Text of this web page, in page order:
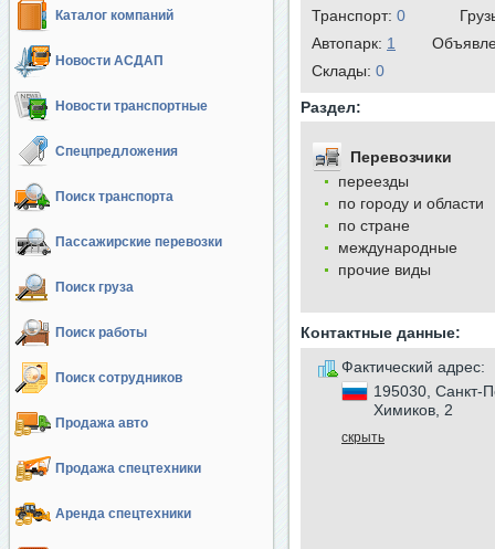
Каталог компаний
Новости АСДАП
Новости транспортные
Спецпредложения
Поиск транспорта
Пассажирские перевозки
Поиск груза
Поиск работы
Поиск сотрудников
Продажа авто
Продажа спецтехники
Аренда спецтехники
Транспорт: 0
Автопарк: 1
Cклады: 0
Раздел:
Перевозчики
переезды
по городу и области
по стране
международные
прочие виды
Контактные данные:
Фактический адрес:
195030, Санкт-
Химиков, 2
скрыть